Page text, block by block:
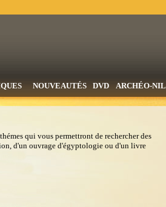
NOUVEAUTÉS DVD ARCHÉO-NIL
qui vous permettront de rechercher des
d'un ouvrage d'égyptologie ou d'un livre